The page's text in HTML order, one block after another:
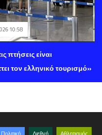
10:58
πτήσεις είναι
τον ελληνικό τουρισμό»